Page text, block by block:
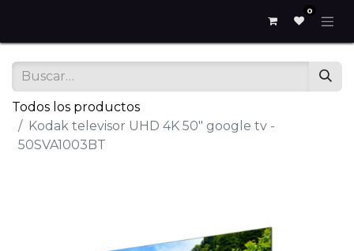
0
Todos los productos
Kodak televisor UHD 4K 50" google tv -
50SVA1003BT